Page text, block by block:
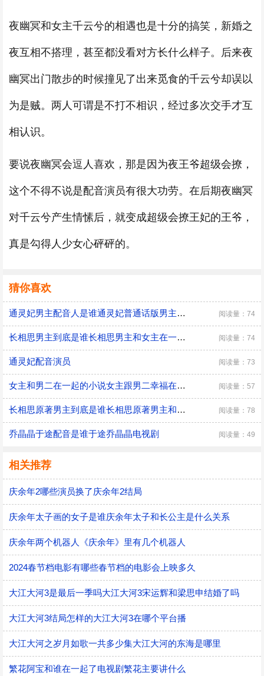
夜幽冥和女主千云兮的相遇也是十分的搞笑，新婚之
夜互相不搭理，甚至都没看对方长什么样子。后来夜
幽冥出门散步的时候撞见了出来觅食的千云兮却误以
为是贼。两人可谓是不打不相识，经过多次交手才互
相认识。
要说夜幽冥会逗人喜欢，那是因为夜王爷超级会撩，
这个不得不说是配音演员有很大功劳。在后期夜幽冥
对千云兮产生情愫后，就变成超级会撩王妃的王爷，
真是勾得人少女心砰砰的。
猜你喜欢
通灵妃男主配音人是谁通灵妃普通话版男主配音 阅读量：74
长相思男主到底是谁长相思男主和女主在一起了吗 阅读量：74
通灵妃配音演员 阅读量：73
女主和男二在一起的小说女主跟男二幸福在一起的小说 阅读量：57
长相思原著男主到底是谁长相思原著男主和女主有没有在一起 阅读量：78
乔晶晶于途配音是谁于途乔晶晶电视剧 阅读量：49
相关推荐
庆余年2哪些演员换了庆余年2结局
庆余年太子画的女子是谁庆余年太子和长公主是什么关系
庆余年两个机器人《庆余年》里有几个机器人
2024春节档电影有哪些春节档的电影会上映多久
大江大河3是最后一季吗大江大河3宋运辉和梁思申结婚了吗
大江大河3结局怎样的大江大河3在哪个平台播
大江大河之岁月如歌一共多少集大江大河的东海是哪里
繁花阿宝和谁在一起了电视剧繁花主要讲什么